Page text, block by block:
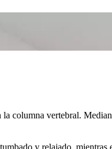
columna vertebral.
y relajado,